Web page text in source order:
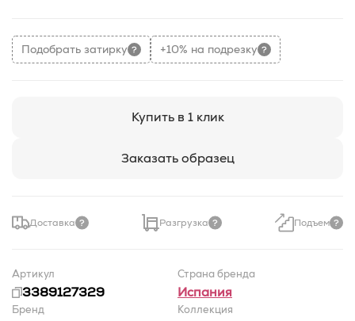
Подобрать затирку +10% на подрезку
Купить в 1 клик
Заказать образец
Доставка Разгрузка Подъем
Артикул
3389127329
Страна бренда
Испания
Бренд Коллекция